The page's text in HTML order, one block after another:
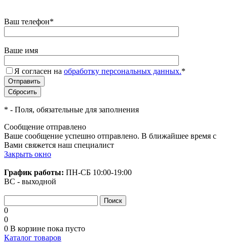
Ваш телефон*
Ваше имя
Я согласен на обработку персональных данных.*
* - Поля, обязательные для заполнения
Сообщение отправлено
Ваше сообщение успешно отправлено. В ближайшее время с
Вами свяжется наш специалист
Закрыть окно
График работы: ПН-СБ 10:00-19:00
ВС - выходной
0
0
0 В корзине пока пусто
Каталог товаров